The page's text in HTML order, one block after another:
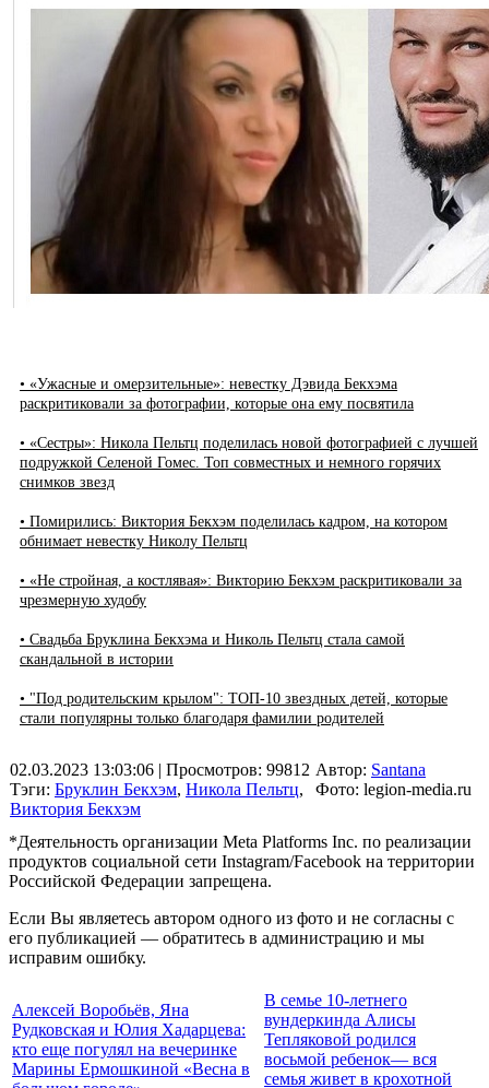
• «Ужасные и омерзительные»: невестку Дэвида Бекхэма
раскритиковали за фотографии, которые она ему посвятила
• «Сестры»: Никола Пельтц поделилась новой фотографией с лучшей
подружкой Селеной Гомес. Топ совместных и немного горячих
снимков звезд
• Помирились: Виктория Бекхэм поделилась кадром, на котором
обнимает невестку Николу Пельтц
• «Не стройная, а костлявая»: Викторию Бекхэм раскритиковали за
чрезмерную худобу
• Свадьба Бруклина Бекхэма и Николь Пельтц стала самой
скандальной в истории
• "Под родительским крылом": ТОП-10 звездных детей, которые
стали популярны только благодаря фамилии родителей
02.03.2023 13:03:06 | Просмотров: 99812
Тэги: Бруклин Бекхэм, Никола Пельтц,
Виктория Бекхэм
Автор: Santana
Фото: legion-media.ru
*Деятельность организации Meta Platforms Inc. по реализации
продуктов социальной сети Instagram/Facebook на территории
Российской Федерации запрещена.
Если Вы являетесь автором одного из фото и не согласны с
его публикацией — обратитесь в администрацию и мы
исправим ошибку.
Алексей Воробьёв, Яна
Рудковская и Юлия Хадарцева:
кто еще погулял на вечеринке
Марины Ермошкиной «Весна в
В семье 10-летнего
вундеркинда Алисы
Тепляковой родился
восьмой ребенок— вся
семья живет в крохотной